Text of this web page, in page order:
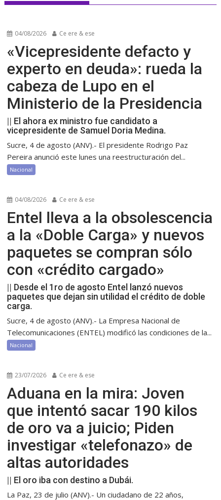
04/08/2026 Ce ere & ese
«Vicepresidente defacto y
experto en deuda»: rueda la
cabeza de Lupo en el
Ministerio de la Presidencia
|| El ahora ex ministro fue candidato a
vicepresidente de Samuel Doria Medina.
Sucre, 4 de agosto (ANV).- El presidente Rodrigo Paz
Pereira anunció este lunes una reestructuración del...
Nacional
04/08/2026 Ce ere & ese
Entel lleva a la obsolescencia
a la «Doble Carga» y nuevos
paquetes se compran sólo
con «crédito cargado»
|| Desde el 1ro de agosto Entel lanzó nuevos
paquetes que dejan sin utilidad el crédito de doble
carga.
Sucre, 4 de agosto (ANV).- La Empresa Nacional de
Telecomunicaciones (ENTEL) modificó las condiciones de la...
Nacional
23/07/2026 Ce ere & ese
Aduana en la mira: Joven
que intentó sacar 190 kilos
de oro va a juicio; Piden
investigar «telefonazo» de
altas autoridades
|| El oro iba con destino a Dubái.
La Paz, 23 de julio (ANV).- Un ciudadano de 22 años,